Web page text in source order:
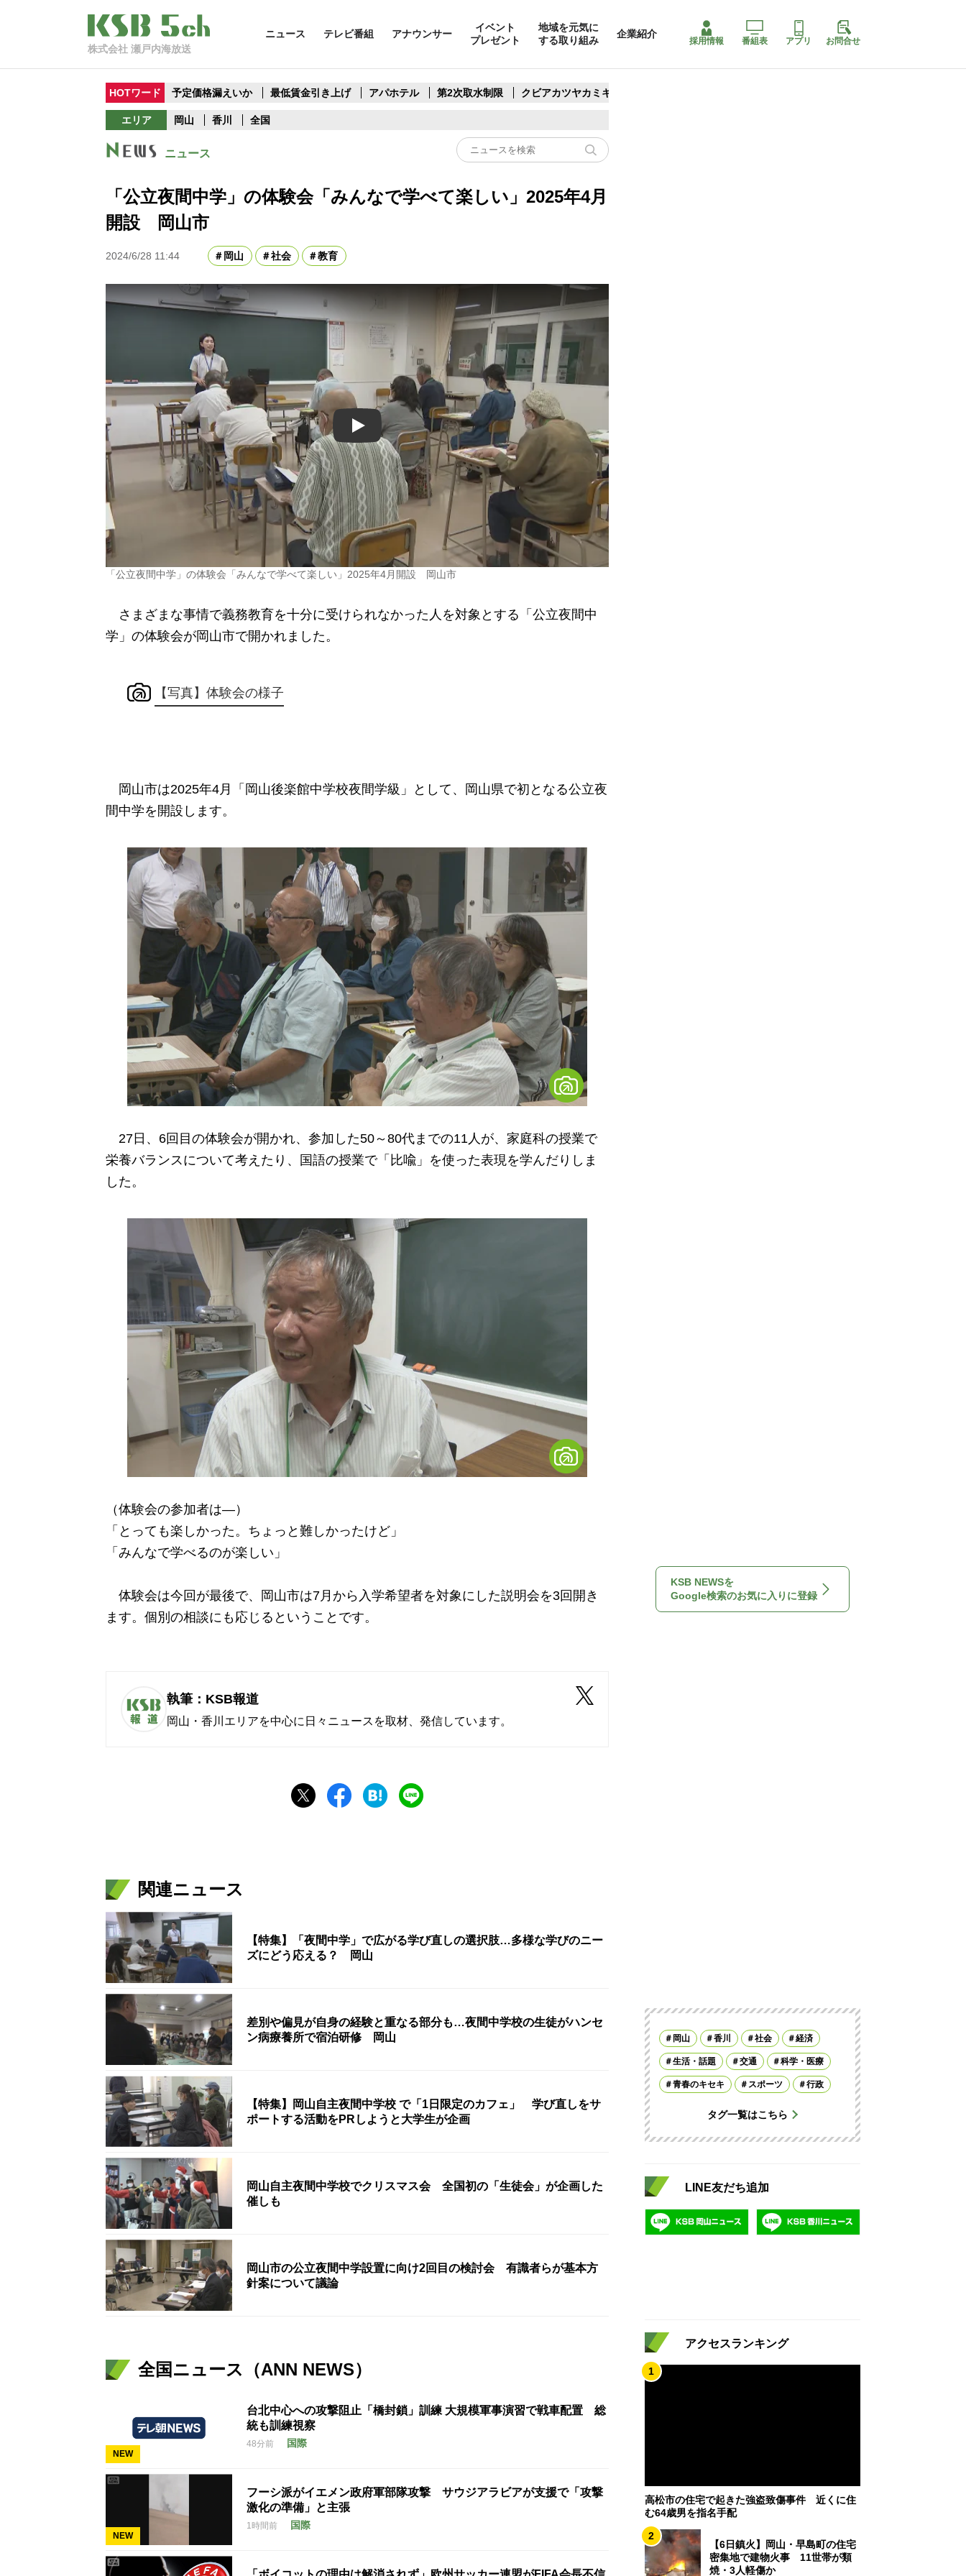
株式会社 瀬戸内海放送
ニュース テレビ番組 アナウンサー
イベント
プレゼント
地域を元気に
する取り組み
企業紹介
採用情報 番組表 アプリ お問合せ
HOTワード 予定価格漏えいか 最低賃金引き上げ アパホテル 第2次取水制限 クビアカツヤカミキリ
エリア 岡山 香川 全国
ニュース
「公立夜間中学」の体験会「みんなで学べて楽しい」2025年4月
開設 岡山市
2024/6/28 11:44 岡山 社会 教育
Play
「公立夜間中学」の体験会「みんなで学べて楽しい」2025年4月開設 岡山市
さまざまな事情で義務教育を十分に受けられなかった人を対象とする「公立夜間中
学」の体験会が岡山市で開かれました。
【写真】体験会の様子
岡山市は2025年4月「岡山後楽館中学校夜間学級」として、岡山県で初となる公立夜
間中学を開設します。
27日、6回目の体験会が開かれ、参加した50～80代までの11人が、家庭科の授業で
栄養バランスについて考えたり、国語の授業で「比喩」を使った表現を学んだりしま
した。
（体験会の参加者は―）
「とっても楽しかった。ちょっと難しかったけど」
「みんなで学べるのが楽しい」
体験会は今回が最後で、岡山市は7月から入学希望者を対象にした説明会を3回開き
ます。個別の相談にも応じるということです。
執筆：KSB報道
岡山・香川エリアを中心に日々ニュースを取材、発信しています。
関連ニュース
【特集】「夜間中学」で広がる学び直しの選択肢…多様な学びのニー
ズにどう応える？ 岡山
差別や偏見が自身の経験と重なる部分も…夜間中学校の生徒がハンセ
ン病療養所で宿泊研修 岡山
【特集】岡山自主夜間中学校 で「1日限定のカフェ」 学び直しをサ
ポートする活動をPRしようと大学生が企画
岡山自主夜間中学校でクリスマス会 全国初の「生徒会」が企画した
催しも
岡山市の公立夜間中学設置に向け2回目の検討会 有識者らが基本方
針案について議論
全国ニュース（ANN NEWS）
NEW
台北中心への攻撃阻止「橋封鎖」訓練 大規模軍事演習で戦車配置 総
統も訓練視察
48分前 国際
NEW
フーシ派がイエメン政府軍部隊攻撃 サウジアラビアが支援で「攻撃
激化の準備」と主張
1時間前 国際
KSB NEWSを
Google検索のお気に入りに登録
岡山 香川 社会 経済
生活・話題 交通 科学・医療
青春のキセキ スポーツ 行政
タグ一覧はこちら
LINE友だち追加
アクセスランキング
1
高松市の住宅で起きた強盗致傷事件 近くに住
む64歳男を指名手配
2
【6日鎮火】岡山・早島町の住宅
密集地で建物火事 11世帯が類
焼・3人軽傷か